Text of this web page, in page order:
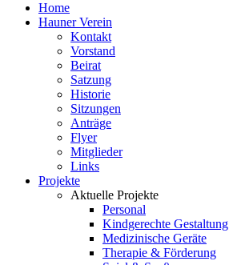
Home
Hauner Verein
Kontakt
Vorstand
Beirat
Satzung
Historie
Sitzungen
Anträge
Flyer
Mitglieder
Links
Projekte
Aktuelle Projekte
Personal
Kindgerechte Gestaltung
Medizinische Geräte
Therapie & Förderung